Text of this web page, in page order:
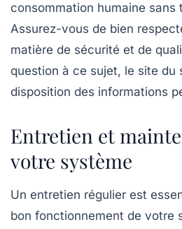
consommation humaine sans
Assurez-vous de bien
matière de sécurité et de
question à ce sujet, le site du
disposition des informations
Entretien et
votre système
Un entretien régulier est
bon fonctionnement de votre